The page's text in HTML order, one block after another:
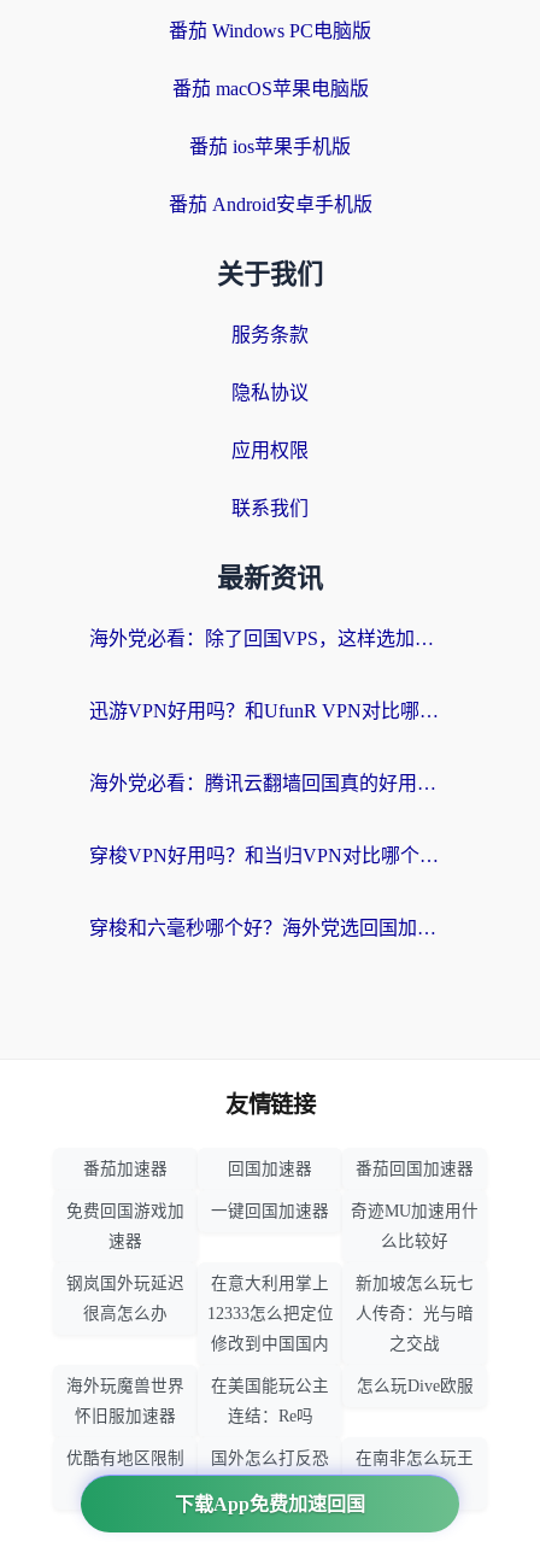
番茄 Windows PC电脑版
番茄 macOS苹果电脑版
番茄 ios苹果手机版
番茄 Android安卓手机版
关于我们
服务条款
隐私协议
应用权限
联系我们
最新资讯
海外党必看：除了回国VPS，这样选加速器也能无缝刷国内资源？
迅游VPN好用吗？和UfunR VPN对比哪个回国效果更好？海外党亲测避坑指南
海外党必看：腾讯云翻墙回国真的好用吗？+ 3步选对回国加速器指南
穿梭VPN好用吗？和当归VPN对比哪个回国效果更好？海外党亲测实用指南
穿梭和六毫秒哪个好？海外党选回国加速器的避坑指南，附番茄加速器实测
下载App免费加速回国
友情链接
番茄加速器 回国加速器 番茄回国加速器
免费回国游戏加
速器
一键回国加速器
奇迹MU加速用什
么比较好
钢岚国外玩延迟
很高怎么办
在意大利用掌上
12333怎么把定位
修改到中国国内
新加坡怎么玩七
人传奇：光与暗
之交战
海外玩魔兽世界
怀旧服加速器
在美国能玩公主
连结：Re吗
怎么玩Dive欧服
优酷有地区限制
国外怎么打反恐
精英：全球攻势
在南非怎么玩王